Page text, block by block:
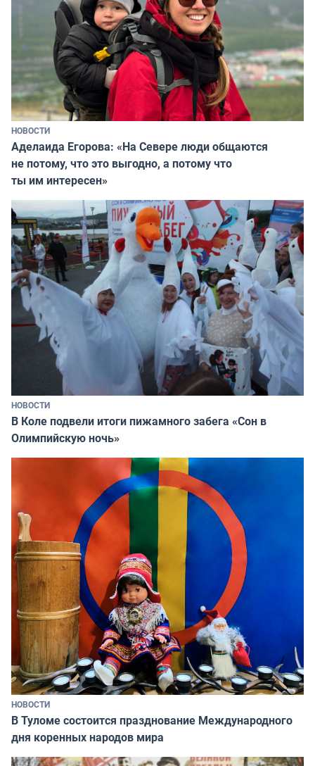
НОВОСТИ
Аделаида Егорова: «На Севере люди общаются
не потому, что это выгодно, а потому что
ты им интересен»
НОВОСТИ
В Коле подвели итоги пижамного забега «Сон в
Олимпийскую ночь»
НОВОСТИ
В Туломе состоится празднование Международного
дня коренных народов мира